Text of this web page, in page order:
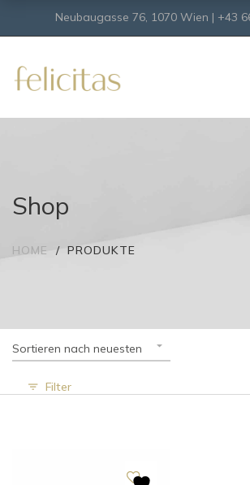
Neubaugasse 76, 1070 Wien | +43
Shop
HOME PRODUKTE
Sortieren nach neuesten
Filter